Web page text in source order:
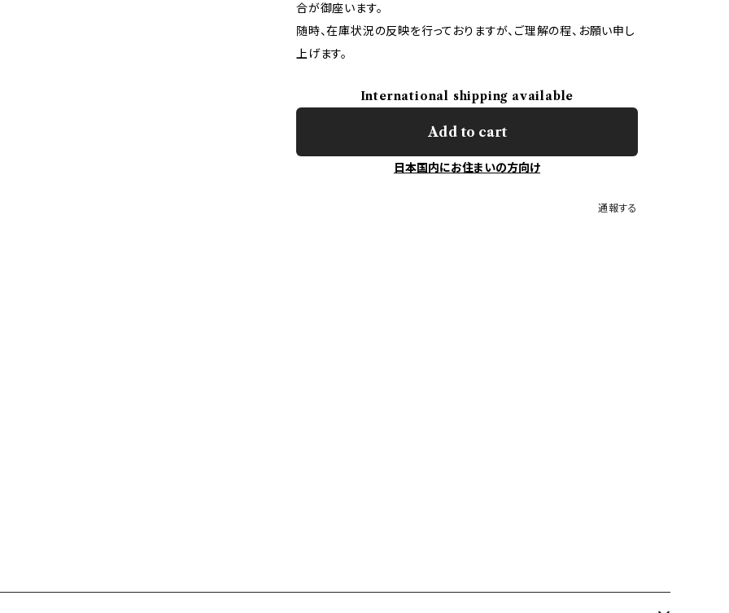
合が御座います。
随時、在庫状況の反映を行っておりますが、ご理解の程、お願い申し
上げます。
International shipping available
Add to cart
日本国内にお住まいの方向け
通報する